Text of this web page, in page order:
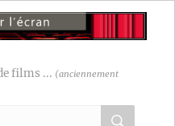
films ... (anciennement